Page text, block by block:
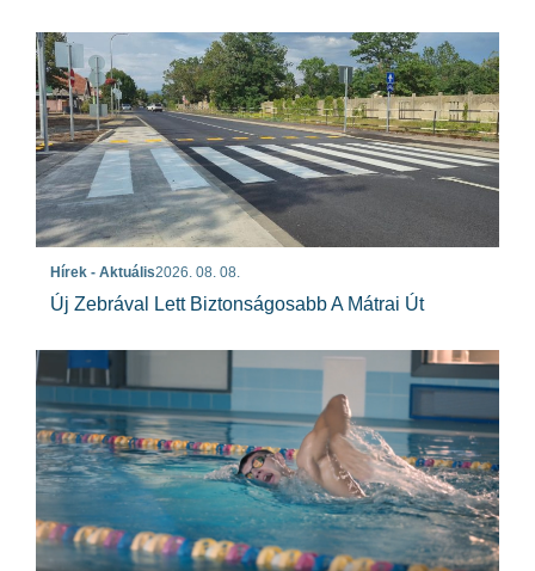
Hírek - Aktuális2026. 08. 08.
Új Zebrával Lett Biztonságosabb A Mátrai Út